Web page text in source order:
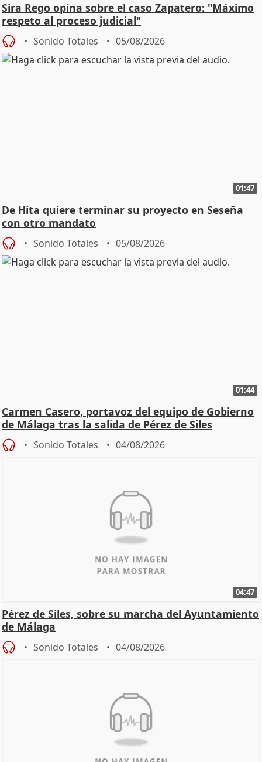
Sira Rego opina sobre el caso Zapatero: "Máximo
respeto al proceso judicial"
Sonido Totales 05/08/2026
01:47
De Hita quiere terminar su proyecto en Seseña
con otro mandato
Sonido Totales 05/08/2026
01:44
Carmen Casero, portavoz del equipo de Gobierno
de Málaga tras la salida de Pérez de Siles
Sonido Totales 04/08/2026
04:47
Pérez de Siles, sobre su marcha del Ayuntamiento
de Málaga
Sonido Totales 04/08/2026